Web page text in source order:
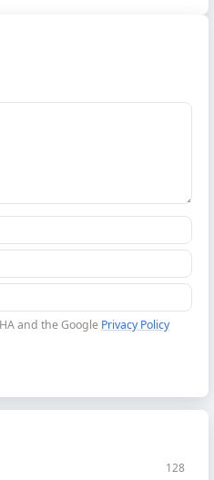
128
and the Google Privacy Policy